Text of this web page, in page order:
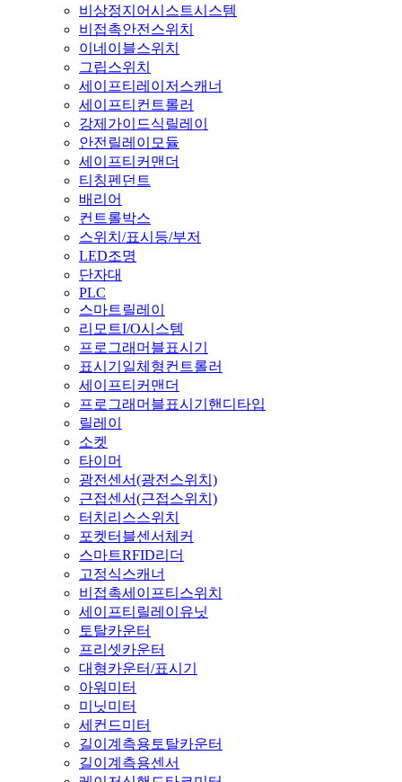
비상정지어시스트시스템
비접촉안전스위치
이네이블스위치
그립스위치
세이프티레이저스캐너
세이프티컨트롤러
강제가이드식릴레이
안전릴레이모듈
세이프티커맨더
티칭펜던트
배리어
컨트롤박스
스위치/표시등/부저
LED조명
단자대
PLC
스마트릴레이
리모트I/O시스템
프로그래머블표시기
표시기일체형컨트롤러
세이프티커맨더
프로그래머블표시기핸디타입
릴레이
소켓
타이머
광전센서(광전스위치)
근접센서(근접스위치)
터치리스스위치
포켓터블센서체커
스마트RFID리더
고정식스캐너
비접촉세이프티스위치
세이프티릴레이유닛
토탈카운터
프리셋카운터
대형카운터/표시기
아워미터
미닛미터
세컨드미터
길이계측용토탈카운터
길이계측용센서